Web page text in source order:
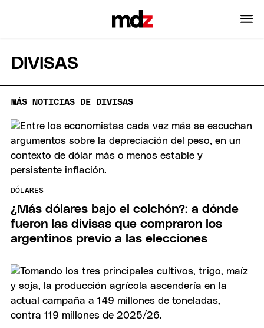
DIVISAS
MÁS NOTICIAS DE DIVISAS
DÓLARES
¿Más dólares bajo el colchón?: a dónde
fueron las divisas que compraron los
argentinos previo a las elecciones